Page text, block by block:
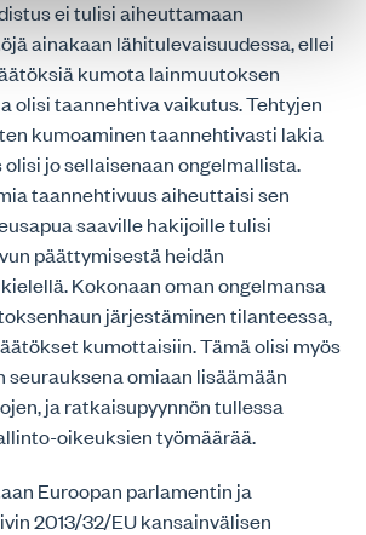
ei tulisi aiheuttamaan
ainakaan lähitulevaisuudessa, ellei
kumota lainmuutoksen
olisi taannehtiva vaikutus. Tehtyjen
kumoaminen taannehtivasti lakia
jo sellaisenaan ongelmallista.
taannehtivuus aiheuttaisi sen
saaville hakijoille tulisi
päättymisestä heidän
Kokonaan oman ongelmansa
järjestäminen tilanteessa,
kumottaisiin. Tämä olisi myös
omiaan lisäämään
ja ratkaisupyynnön tullessa
oikeuksien työmäärää.
Euroopan parlamentin ja
2013/32/EU kansainvälisen